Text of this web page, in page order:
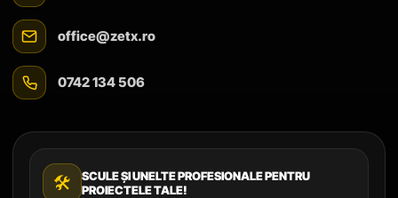
office@zetx.ro
0742 134 506
🛠️
SCULE ȘI UNELTE PROFESIONALE PENTRU
PROIECTELE TALE!